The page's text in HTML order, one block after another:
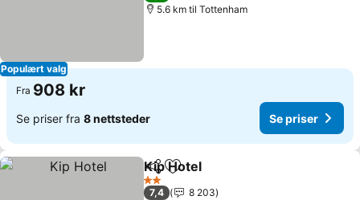
Populært valg
5.6 km til Tottenham
Fra 908 kr
Se priser fra 8 nettsteder Se priser
Del Legg til i favoritter
Kip Hotel
2 Stjerner
7,4
8 203